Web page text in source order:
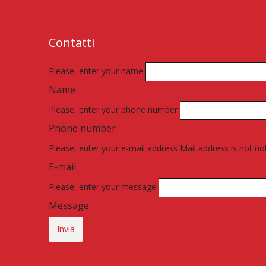
Contatti
Please, enter your name
Name
Please, enter your phone number
Phone number
Please, enter your e-mail address Mail address is not
E-mail
Please, enter your message
Message